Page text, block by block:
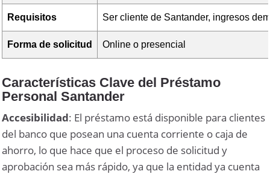
Requisitos Ser cliente de Santander, ingresos
Forma de solicitud Online o presencial
Características Clave del Préstamo
Personal Santander
Accesibilidad: El préstamo está disponible para clientes
del banco que posean una cuenta corriente o caja de
ahorro, lo que hace que el proceso de solicitud y
aprobación sea más rápido, ya que la entidad ya cuenta